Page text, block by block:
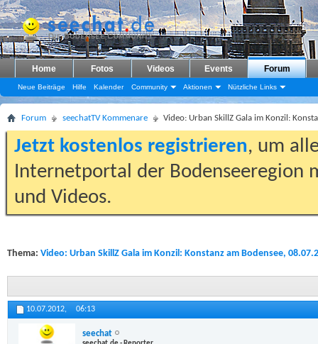
Home Fotos Videos Events Forum
Neue Beiträge Hilfe Kalender Community Aktionen Nützliche Links
Forum seechatTV Kommenare Video: Urban SkillZ Gala im Konzil:
Jetzt kostenlos registrieren, um
Internetportal der Bodenseeregion
und Videos.
Thema: Video: Urban SkillZ Gala im Konzil: Konstanz am Bodensee,
10.07.2012, 06:13
seechat